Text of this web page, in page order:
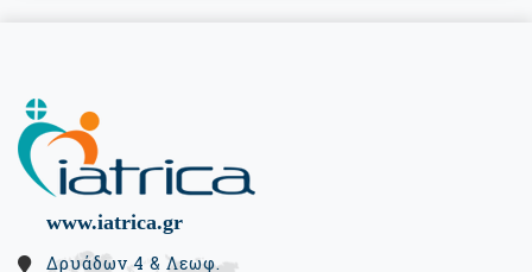
www.iatrica.gr
Δρυάδων 4 & Λεωφ.